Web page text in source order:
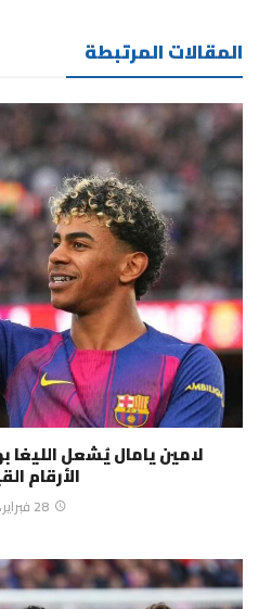
المقالات المرتبطة
لامين يامال يُشعل
الأرقام
28 فبراير، 2026